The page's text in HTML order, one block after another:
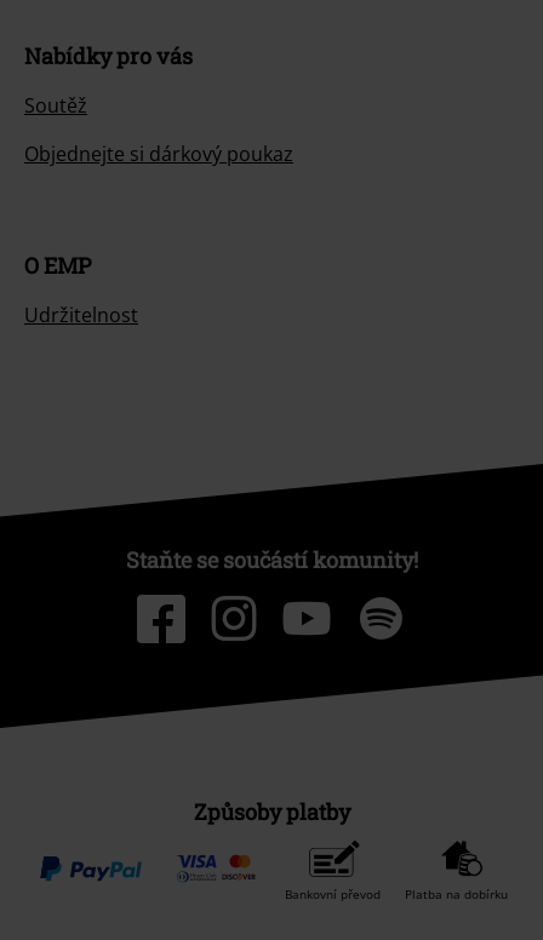
Nabídky pro vás
Soutěž
Objednejte si dárkový poukaz
O EMP
Udržitelnost
Staňte se součástí komunity!
Způsoby platby
Bankovní převod Platba na dobírku